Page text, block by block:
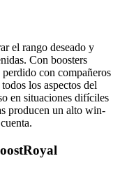
el rango deseado y
Con boosters
con compañeros
los aspectos del
en situaciones difíciles
producen un alto win-